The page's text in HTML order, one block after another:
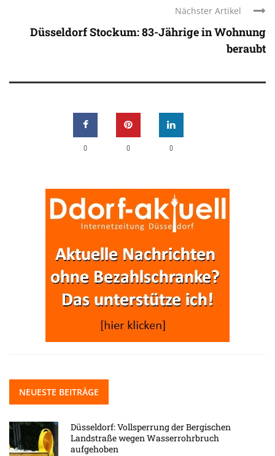
Nächster Artikel
Düsseldorf Stockum: 83-Jährige in Wohnung
beraubt
0 0 0
NEUESTE BEITRÄGE
Düsseldorf: Vollsperrung der Bergischen
Landstraße wegen Wasserrohrbruch
aufgehoben